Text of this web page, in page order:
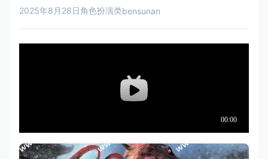
2025年8月28日角色扮演类bensunan